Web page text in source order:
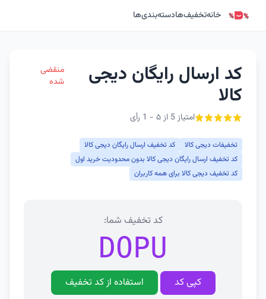
خانهتخفیف‌هادسته‌بندی‌ها
کد ارسال رایگان دیجی
کالا
امتیاز 5 از ۵ - 1 رأی
منقضی
شده
تخفیفات دیجی کالا
کد تخفیف ارسال رایگان دیجی کالا
کد تخفیف ارسال رایگان دیجی کالا بدون محدودیت خرید اول
کد تخفیف دیجی کالا برای همه کاربران
کد تخفیف شما:
DOPU
کپی کد استفاده از کد تخفیف